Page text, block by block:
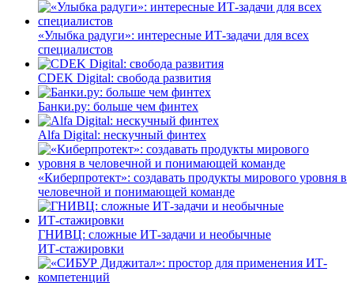
«Улыбка радуги»: интересные ИТ-задачи для всех
специалистов
CDEK Digital: свобода развития
Банки.ру: больше чем финтех
Alfa Digital: нескучный финтех
«Киберпротект»: создавать продукты мирового уровня в
человечной и понимающей команде
ГНИВЦ: сложные ИТ‑задачи и необычные
ИТ‑стажировки